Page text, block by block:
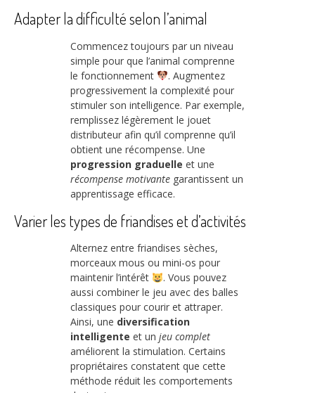
Adapter la difficulté selon l’animal
Commencez toujours par un niveau
simple pour que l’animal comprenne
le fonctionnement
. Augmentez
progressivement la complexité pour
stimuler son intelligence. Par exemple,
remplissez légèrement le jouet
distributeur afin qu’il comprenne qu’il
obtient une récompense. Une
progression graduelle et une
récompense motivante garantissent un
apprentissage efficace.
Varier les types de friandises et d’activités
Alternez entre friandises sèches,
morceaux mous ou mini-os pour
maintenir l’intérêt
. Vous pouvez
aussi combiner le jeu avec des balles
classiques pour courir et attraper.
Ainsi, une diversification
intelligente et un jeu complet
améliorent la stimulation. Certains
propriétaires constatent que cette
méthode réduit les comportements